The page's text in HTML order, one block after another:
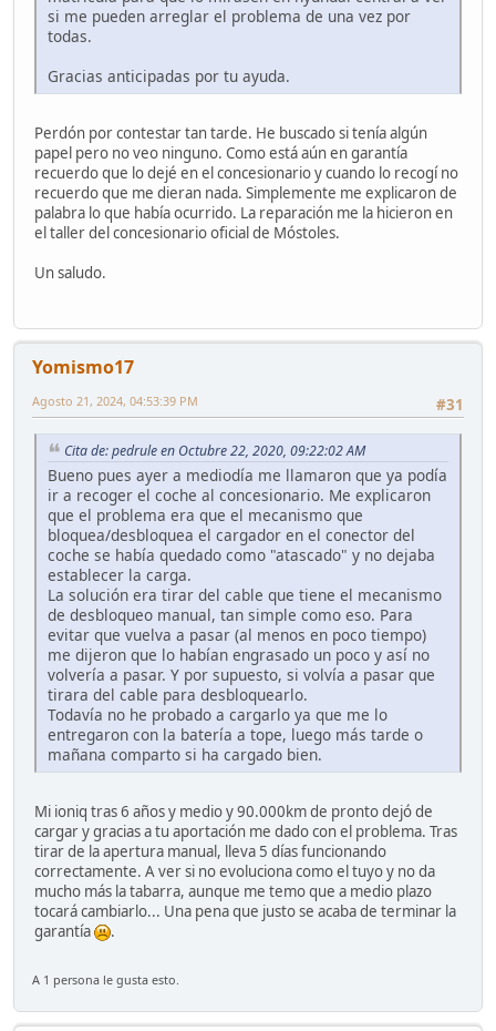
si me pueden arreglar el problema de una vez por
todas.
Gracias anticipadas por tu ayuda.
Perdón por contestar tan tarde. He buscado si tenía algún
papel pero no veo ninguno. Como está aún en garantía
recuerdo que lo dejé en el concesionario y cuando lo recogí no
recuerdo que me dieran nada. Simplemente me explicaron de
palabra lo que había ocurrido. La reparación me la hicieron en
el taller del concesionario oficial de Móstoles.
Un saludo.
Yomismo17
#31
Agosto 21, 2024, 04:53:39 PM
Cita de: pedrule en Octubre 22, 2020, 09:22:02 AM
Bueno pues ayer a mediodía me llamaron que ya podía
ir a recoger el coche al concesionario. Me explicaron
que el problema era que el mecanismo que
bloquea/desbloquea el cargador en el conector del
coche se había quedado como "atascado" y no dejaba
establecer la carga.
La solución era tirar del cable que tiene el mecanismo
de desbloqueo manual, tan simple como eso. Para
evitar que vuelva a pasar (al menos en poco tiempo)
me dijeron que lo habían engrasado un poco y así no
volvería a pasar. Y por supuesto, si volvía a pasar que
tirara del cable para desbloquearlo.
Todavía no he probado a cargarlo ya que me lo
entregaron con la batería a tope, luego más tarde o
mañana comparto si ha cargado bien.
Mi ioniq tras 6 años y medio y 90.000km de pronto dejó de
cargar y gracias a tu aportación me dado con el problema. Tras
tirar de la apertura manual, lleva 5 días funcionando
correctamente. A ver si no evoluciona como el tuyo y no da
mucho más la tabarra, aunque me temo que a medio plazo
tocará cambiarlo... Una pena que justo se acaba de terminar la
garantía
.
A 1 persona le gusta esto.